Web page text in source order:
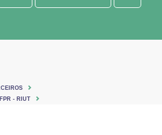
- RIUT